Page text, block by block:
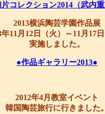
コレクション2014（武内
2013横浜陶芸学園作品展
年11月12日（火）～11月17
実施しました。
●作品ギャラリー2013●
2012年4月教室イベント
韓国陶芸旅行に行きました